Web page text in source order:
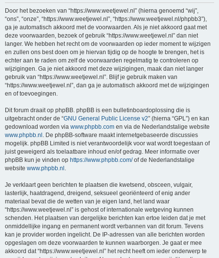
Door het bezoeken van “https://www.weetjewel.nl” (hierna genoemd “wij”,
“ons”, “onze”, “https://www.weetjewel.nl”, “https://www.weetjewel.nl/phpbb3”),
ga je automatisch akkoord met de voorwaarden. Als je niet akkoord gaat met
deze voorwaarden, bezoek of gebruik “https://www.weetjewel.nl” dan niet
langer. We hebben het recht om de voorwaarden op ieder moment te wijzigen
en zullen ons best doen om je hiervan tijdig op de hoogte te brengen, het is
echter aan te raden om zelf de voorwaarden regelmatig te controleren op
wijzigingen. Ga je niet akkoord met deze wijzigingen, maak dan niet langer
gebruik van “https://www.weetjewel.nl”. Blijf je gebruik maken van
“https://www.weetjewel.nl”, dan ga je automatisch akkoord met de wijzigingen
en of toevoegingen.
Dit forum draait op phpBB. phpBB is een bulletinboardoplossing die is
uitgebracht onder de “GNU General Public License v2” (hierna “GPL”) en kan
gedownload worden via www.phpbb.com en via de Nederlandstalige website
www.phpbb.nl . De phpBB-software maakt internetgebaseerde discussies
mogelijk. phpBB Limited is niet verantwoordelijk voor wat wordt toegestaan of
juist geweigerd als toelaatbare inhoud en/of gedrag. Meer informatie over
phpBB kun je vinden op https://www.phpbb.com/of de Nederlandstalige
website www.phpbb.nl .
Je verklaart geen berichten te plaatsen die kwetsend, obsceen, vulgair,
lasterlijk, haatdragend, dreigend, seksueel georiënteerd of enig ander
materiaal bevat die de wetten van je eigen land, het land waar
“https://www.weetjewel.nl” is gehost of internationale wetgeving kunnen
schenden. Het plaatsen van dergelijke berichten kan ertoe leiden dat je met
onmiddellijke ingang en permanent wordt verbannen van dit forum. Tevens
kan je provider worden ingelicht. De IP-adressen van alle berichten worden
opgeslagen om deze voorwaarden te kunnen waarborgen. Je gaat er mee
akkoord dat “https://www.weetjewel.nl” het recht heeft om ieder onderwerp te